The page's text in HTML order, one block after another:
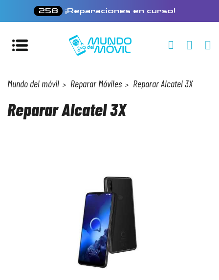
258 ¡Reparaciones en curso!
Mundo del móvil Reparar Móviles Reparar Alcatel 3X
Reparar Alcatel 3X